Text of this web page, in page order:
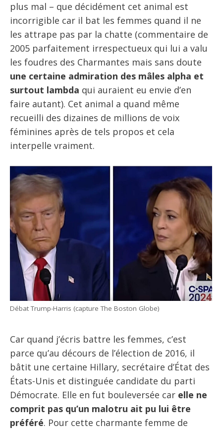
plus mal – que décidément cet animal est
incorrigible car il bat les femmes quand il ne
les attrape pas par la chatte (commentaire de
2005 parfaitement irrespectueux qui lui a valu
les foudres des Charmantes mais sans doute
une certaine admiration des mâles alpha et
surtout lambda qui auraient eu envie d’en
faire autant). Cet animal a quand même
recueilli des dizaines de millions de voix
féminines après de tels propos et cela
interpelle vraiment.
Débat Trump-Harris (capture The Boston Globe)
Car quand j’écris battre les femmes, c’est
parce qu’au décours de l’élection de 2016, il
bâtit une certaine Hillary, secrétaire d’État des
États-Unis et distinguée candidate du parti
Démocrate. Elle en fut bouleversée car elle ne
comprit pas qu’un malotru ait pu lui être
préféré. Pour cette charmante femme de